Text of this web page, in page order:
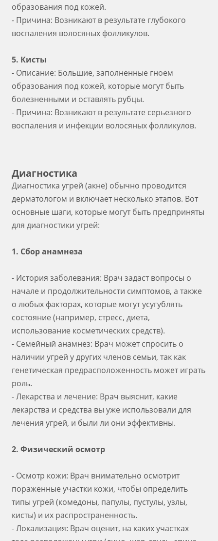
образования под кожей.
- Причина: Возникают в результате глубокого
воспаления волосяных фолликулов.
5. Кисты
- Описание: Большие, заполненные гноем
образования под кожей, которые могут быть
болезненными и оставлять рубцы.
- Причина: Возникают в результате серьезного
воспаления и инфекции волосяных фолликулов.
Диагностика
Диагностика угрей (акне) обычно проводится
дерматологом и включает несколько этапов. Вот
основные шаги, которые могут быть предприняты
для диагностики угрей:
1. Сбор анамнеза
- История заболевания: Врач задаст вопросы о
начале и продолжительности симптомов, а также
о любых факторах, которые могут усугублять
состояние (например, стресс, диета,
использование косметических средств).
- Семейный анамнез: Врач может спросить о
наличии угрей у других членов семьи, так как
генетическая предрасположенность может играть
роль.
- Лекарства и лечение: Врач выяснит, какие
лекарства и средства вы уже использовали для
лечения угрей, и были ли они эффективны.
2. Физический осмотр
- Осмотр кожи: Врач внимательно осмотрит
пораженные участки кожи, чтобы определить
типы угрей (комедоны, папулы, пустулы, узлы,
кисты) и их распространенность.
- Локализация: Врач оценит, на каких участках